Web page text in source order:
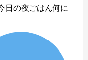
日の夜ごはん何に